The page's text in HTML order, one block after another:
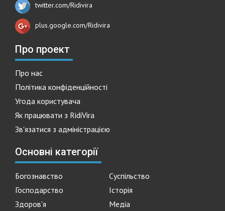
twitter.com/Ridivira
plus.google.com/Ridivira
Про проект
Про нас
Політика конфіденційності
Угода користувача
Як працювати з RidiVira
Зв'язатися з адміністрацією
Основні категорії
Богознавство
Суспільство
Господарство
Історія
Здоров'я
Медіа